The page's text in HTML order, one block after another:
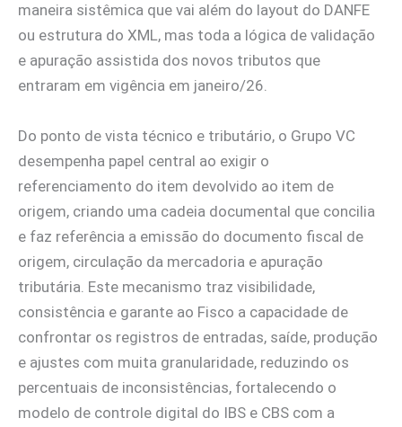
maneira sistêmica que vai além do layout do DANFE
ou estrutura do XML, mas toda a lógica de validação
e apuração assistida dos novos tributos que
entraram em vigência em janeiro/26.
Do ponto de vista técnico e tributário, o Grupo VC
desempenha papel central ao exigir o
referenciamento do item devolvido ao item de
origem, criando uma cadeia documental que concilia
e faz referência a emissão do documento fiscal de
origem, circulação da mercadoria e apuração
tributária. Este mecanismo traz visibilidade,
consistência e garante ao Fisco a capacidade de
confrontar os registros de entradas, saíde, produção
e ajustes com muita granularidade, reduzindo os
percentuais de inconsistências, fortalecendo o
modelo de controle digital do IBS e CBS com a